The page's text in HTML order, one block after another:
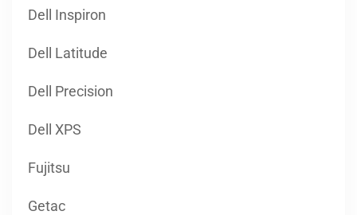
Dell Inspiron
Dell Latitude
Dell Precision
Dell XPS
Fujitsu
Getac